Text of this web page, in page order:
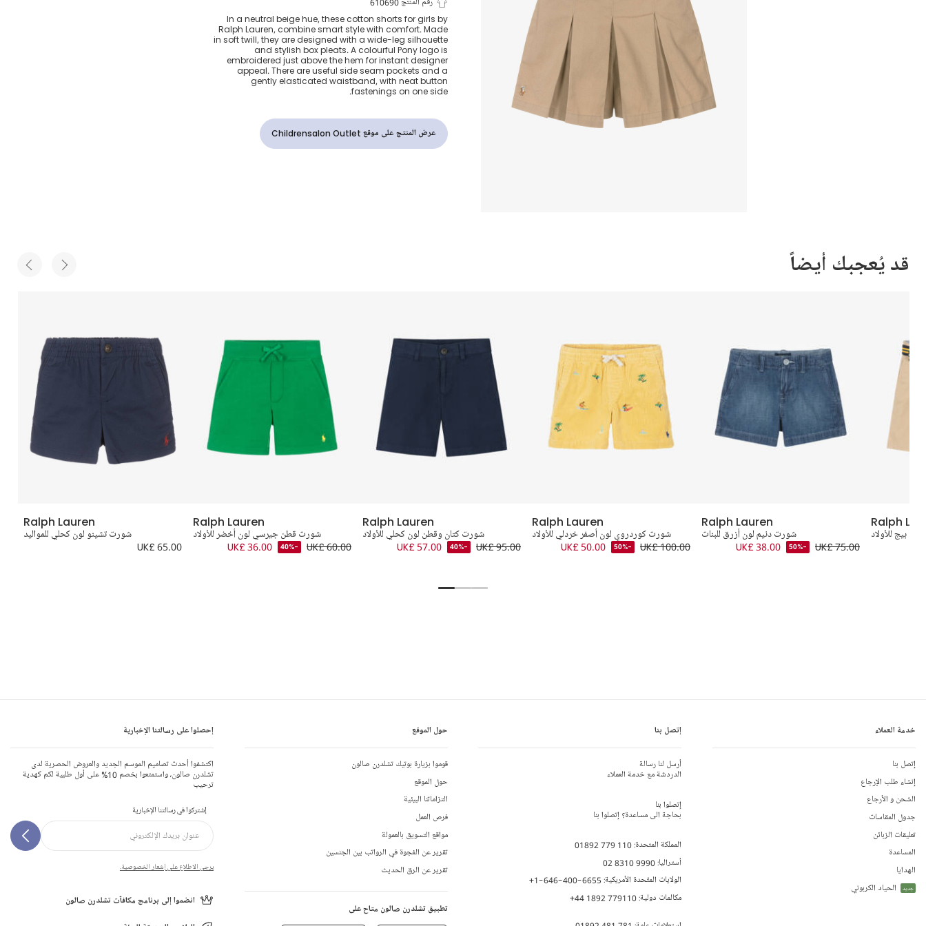
شورت قطن بكسرات
لون بيج للبنات
رقم المنتج 610690
In a neutral beige hue, these cotton shorts for girls by
Ralph Lauren, combine smart style with comfort. Made
in soft twill, they are designed with a wide-leg silhouette
and stylish box pleats. A colourful Pony logo is
embroidered just above the hem for instant designer
appeal. There are useful side seam pockets and a
gently elasticated waistband, with neat button
fastenings on one side.
عرض المنتج على موقع Childrensalon Outlet
قد يُعجبك أيضاً
Ralph Lauren
شورت تشينو لون كحلي للمواليد
UK£ 65.00
Ralph Lauren
شورت قطن جيرسي لون أخضر للأولاد
UK£ 60.00
-40%
UK£ 36.00
Ralph Lauren
شورت كتان وقطن لون كحلي للأولاد
UK£ 95.00
-40%
UK£ 57.00
Ralph Lauren
شورت كوردروي لون أصفر خردلي للأولاد
UK£ 100.00
-50%
UK£ 50.00
Ralph Lauren
شورت دنيم لون أزرق للبنات
UK£ 75.00
-50%
UK£ 38.00
Ralph
بيج للأولاد
خدمة العملاء
إتصل بنا
إنشاء طلب الإرجاع
الشحن و الأرجاع
جدول المقاسات
تعليقات الزبائن
المساعدة
الهدايا
جديد الحياد الكربوني
إتصل بنا
أرسل لنا رسالة
الدردشة مع خدمة العملاء
إتصلوا بنا
بحاجة الى مساعدة؟ إتصلوا بنا
المملكة المتحدة:01892 779 110
أستراليا:02 8310 9990
الولايات المتّحدة الأمريكية: +1-646-400-6655
مكالمات دولية:+44 1892 779110
حول الموقع
قوموا بزيارة بوتيك تشلدرن صالون
حول الموقع
التزاماتنا البيئية
فرص العمل
مواقع التسويق بالعمولة
تقرير عن الفجوة في الرواتب بين الجنسين
تقرير عن الرق الحديث
تطبيق تشلدرن صالون متاح على
إحصلوا على رسالتنا الإخبارية
اكتشفوا أحدث تصاميم الموسم الجديد والعروض الحصرية لدى
تشلدرن صالون، واستمتعوا بخصم 10% على أول طلبية لكم كهدية
ترحيب
إشتركوا في رسالتنا الإخبارية
يرجى الاطلاع على إشعار الخصوصية.
انضموا إلى برنامج مكافآت تشلدرن صالون